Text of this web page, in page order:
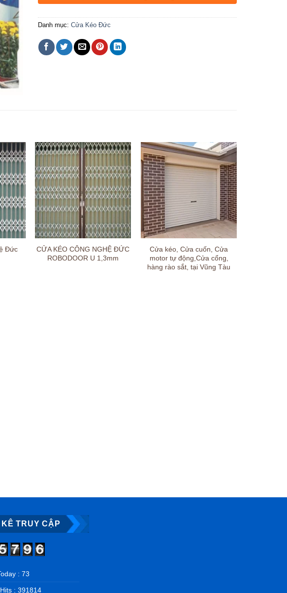
Danh mục: Cửa Kéo Đức
Đức
CỬA KÉO CÔNG NGHỆ ĐỨC
ROBODOOR U 1,3mm
Cửa kéo, Cửa cuốn, Cửa
motor tự động,Cửa cổng,
hàng rào sắt, tại Vũng Tàu
KÊ TRUY CẬP
: 73
: 391814